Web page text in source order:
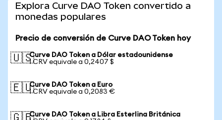
Explora Curve DAO Token convertido a
monedas populares
Precio de conversión de Curve DAO Token hoy
🇺🇸Curve DAO Token a Dólar estadounidense
1 CRV equivale a 0,2407 $
🇪🇺Curve DAO Token a Euro
1 CRV equivale a 0,2083 €
Curve DAO Token a Libra Esterlina Británica